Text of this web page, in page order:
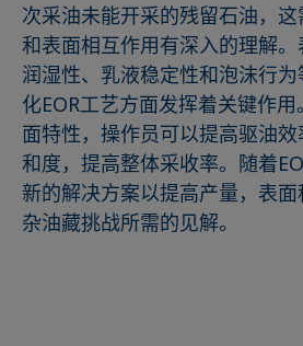
次采油未能开采的残留石油，
和表面相互作用有深入的理解
润湿性、乳液稳定性和泡沫行
化EOR工艺方面发挥着关键作
面特性，操作员可以提高驱油
和度，提高整体采收率。随着
新的解决方案以提高产量，表
杂油藏挑战所需的见解。